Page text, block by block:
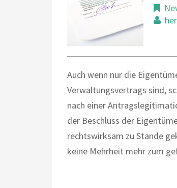
Auch wenn nur die
Verwaltungsvertrags sind,
nach einer
der Beschluss der
rechtswirksam zu Stande
keine Mehrheit mehr zum